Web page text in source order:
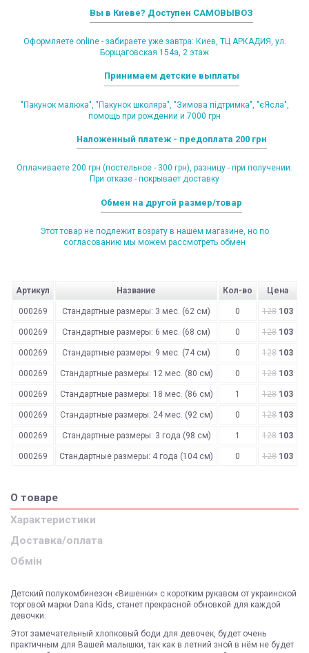
Вы в Киеве? Доступен САМОВЫВОЗ
Оформляете online - забираете уже завтра: Киев, ТЦ АРКАДИЯ, ул.
Борщаговская 154а, 2 этаж
Принимаем детские выплаты
"Пакунок малюка", "Пакунок школяра", "Зимова підтримка", "єЯсла",
помощь при рождении и 7000 грн
Наложенный платеж - предоплата 200 грн
Оплачиваете 200 грн (постельное - 300 грн), разницу - при получении.
При отказе - покрывает доставку
Обмен на другой размер/товар
Этот товар не подлежит возрату в нашем магазине, но по
согласованию мы можем рассмотреть обмен
Артикул Название Кол-во Цена
000269 Стандартные размеры: 3 мес. (62 см) 0 128 103
000269 Стандартные размеры: 6 мес. (68 см) 0 128 103
000269 Стандартные размеры: 9 мес. (74 см) 0 128 103
000269 Стандартные размеры: 12 мес. (80 см) 0 128 103
000269 Стандартные размеры: 18 мес. (86 см) 1 128 103
000269 Стандартные размеры: 24 мес. (92 см) 0 128 103
000269 Стандартные размеры: 3 года (98 см) 1 128 103
000269 Стандартные размеры: 4 года (104 см) 0 128 103
О товаре
Характеристики
Доставка/оплата
Обмін
Детский полукомбинезон «Вишенки» с коротким рукавом от украинской
торговой марки Dana Kids, станет прекрасной обновкой для каждой
девочки.
Этот замечательный хлопковый боди для девочек, будет очень
практичным для Вашей малышки, так как в летний зной в нём не будет